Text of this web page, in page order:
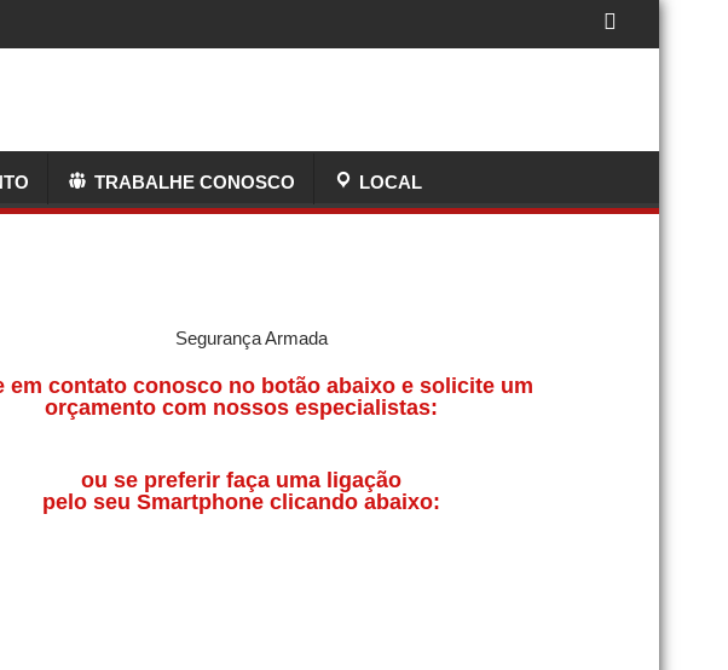
TRABALHE CONOSCO LOCAL
em contato conosco no botão abaixo e solicite um
orçamento com nossos especialistas:
ou se preferir faça uma ligação
pelo seu Smartphone clicando abaixo: